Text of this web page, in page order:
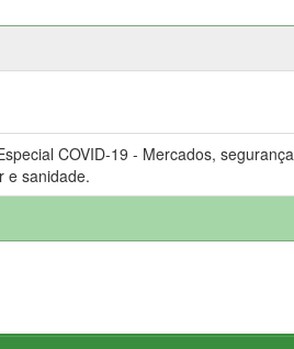
COVID-19 - Mercados, segurança
e sanidade.